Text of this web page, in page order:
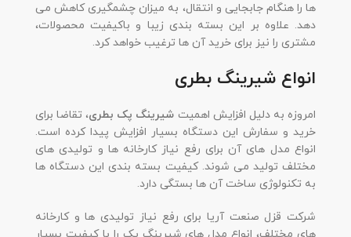
ها را هنگام جابجایی و انتقال، به میزان چشمگیری کاهش می
دهد. علاوه بر این بسته بندی زیبا و باکیفیت محصولات،
مشتری را نیز برای خرید آن ها ترغیب خواهد کرد.
انواع شیرینگ بطری
امروزه به دلیل افزایش اهمیت شیرینگ پک بطری، تقاضا برای
خرید و سفارش این دستگاه بسیار افزایش پیدا کرده است.
انواع مدل های آن برای رفع نیاز کارخانه ها و تولیدی های
مختلف تولید می شوند. کیفیت بسته بندی این دستگاه ها
به تکنولوژی ساخت آن ها بستگی دارد.
شرکت قزل صنعت آریا برای رفع نیاز تولیدی ها و کارخانه